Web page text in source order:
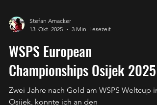
Stefan Amacker
13. Okt. 2025
3 Min. Lesezeit
WSPS European
Championships Osijek 2025